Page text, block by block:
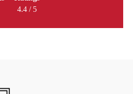
4.4 / 5